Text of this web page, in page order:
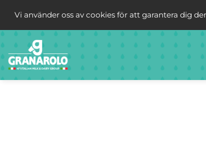
Vi använder oss av cookies för att garantera dig